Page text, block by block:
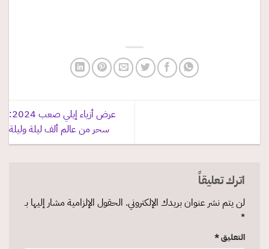
عرض أزياء إيلي صعب 2024:
سحر من عالم ألف ليلة وليلة
اترك تعليقاً
لن يتم نشر عنوان بريدك الإلكتروني. الحقول الإلزامية مشار إليها بـ
*
التعليق*